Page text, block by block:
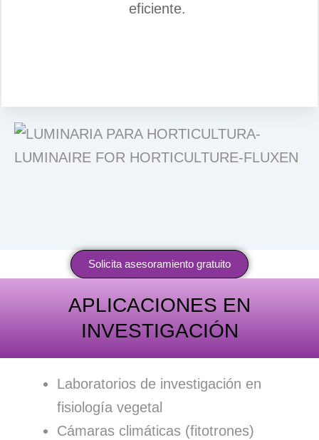
eficiente.
Solicita asesoramiento gratuito
APLICACIONES EN
INVESTIGACIÓN
Laboratorios de investigación en
fisiología vegetal
Cámaras climáticas (fitotrones)